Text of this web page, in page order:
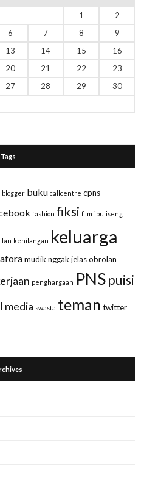
1
2
6 7 8
9
13 14 15
16
20 21 22
23
27 28 29
30
Tags
blogger buku callcentre cpns
fashion fiksi film ibu iseng
kehilangan keluarga
mudiknggak jelasobrolan
penghargaan PNSpuisi
media swasta teman twitter